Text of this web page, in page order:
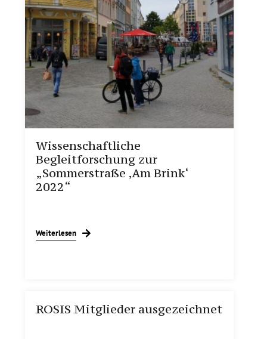
Wissenschaftliche
Begleitforschung zur
„Sommerstraße ‚Am Brink‘
2022“
Weiterlesen
ROSIS Mitglieder ausgezeichnet